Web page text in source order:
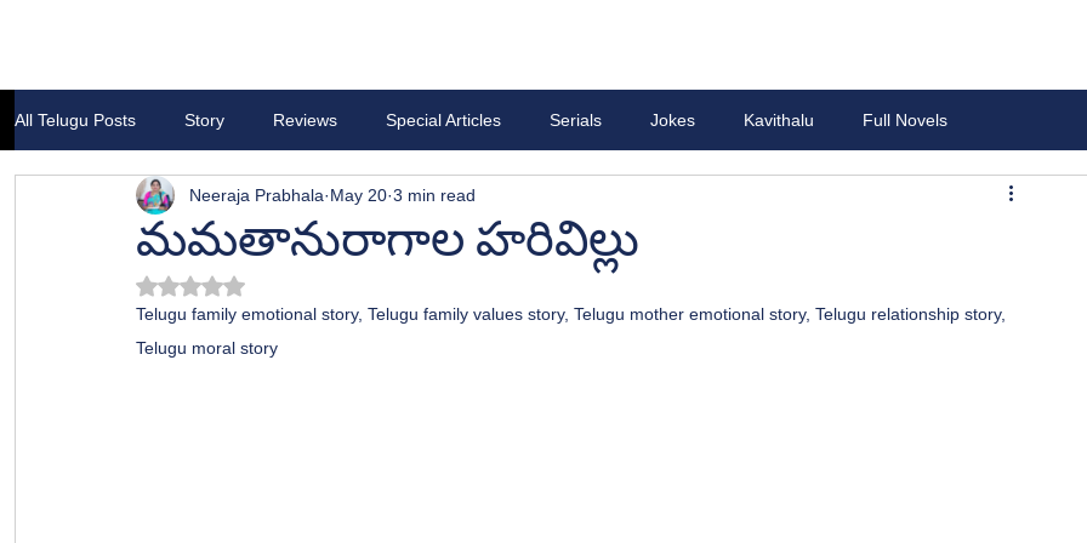
All Telugu Posts Story Reviews Special Articles Serials Jokes Kavithalu Full Novels
మమతానురాగాల హరివిల్లు
Neeraja Prabhala May 20 3 min read
Rated NaN out of 5 stars.
Telugu family emotional story, Telugu family values story, Telugu mother emotional story, Telugu relationship story,
Telugu moral story